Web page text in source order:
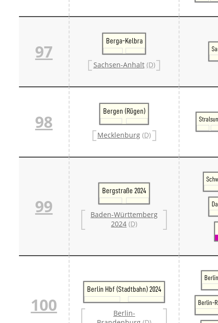
97
Berga-Kelbra
Sachsen-Anhalt (D)
98
Bergen (Rügen)
Mecklenburg (D)
99
Bergstraße 2024
Baden-Württemberg
2024 (D)
100
Berlin Hbf (Stadtbahn) 2024
Berlin-
Berlin-